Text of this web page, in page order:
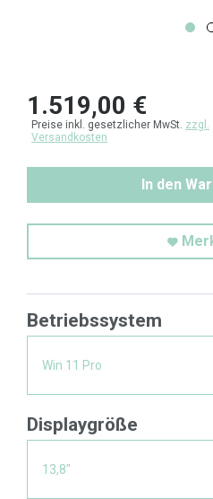
1.519,00 €
Preise inkl. gesetzlicher MwSt. zzgl.
Versandkosten
In den
Betriebssystem
Win 11 Pro
Displaygröße
13,8"